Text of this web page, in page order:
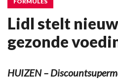
Lidl stelt
gezonde
HUIZEN –